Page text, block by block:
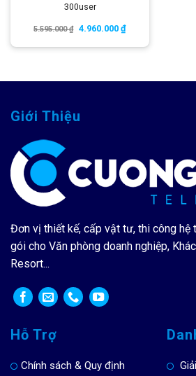
300user
5.595.000₫ 4.960.000 ₫
Giới Thiệu
Đơn vị thiết kế, cấp vật tư, thi công hệ
gói cho Văn phòng doanh nghiệp,
Resort...
Hỗ Trợ
Chính sách & Quy định